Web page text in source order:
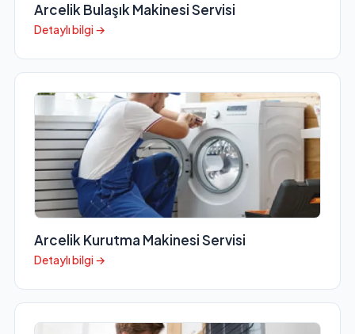
Arcelik Bulaşık Makinesi Servisi
Detaylı bilgi →
Arcelik Kurutma Makinesi Servisi
Detaylı bilgi →